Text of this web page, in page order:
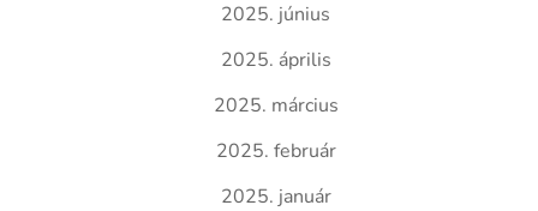
2025. június
2025. április
2025. március
2025. február
2025. január